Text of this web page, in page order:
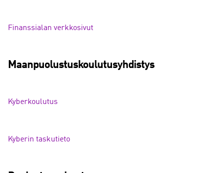
Finanssialan verkkosivut
Maanpuolustuskoulutusyhdistys
Kyberkoulutus
Kyberin taskutieto